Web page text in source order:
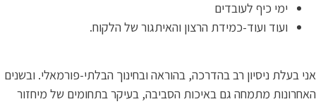
ימי כיף לעובדים
ועוד ועוד-כמידת הרצון והאיתגור של הלקוח.
בעלת ניסיון רב בהדרכה, בהוראה ובחינוך הבלתי-פורמאלי. ובשנים
מתמחה גם באיכות הסביבה, בעיקר בתחומים של מיחזור